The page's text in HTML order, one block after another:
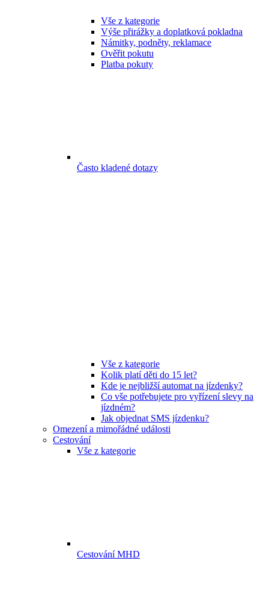
Vše z kategorie
Výše přirážky a doplatková pokladna
Námitky, podněty, reklamace
Ověřit pokutu
Platba pokuty
Často kladené dotazy
Vše z kategorie
Kolik platí děti do 15 let?
Kde je nejbližší automat na jízdenky?
Co vše potřebujete pro vyřízení slevy na
jízdném?
Jak objednat SMS jízdenku?
Omezení a mimořádné události
Cestování
Vše z kategorie
Cestování MHD